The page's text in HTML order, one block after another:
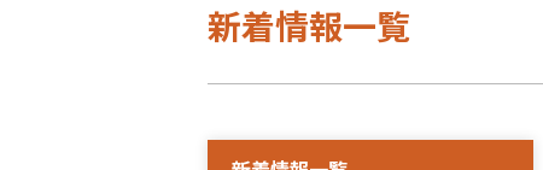
新着情報一覧